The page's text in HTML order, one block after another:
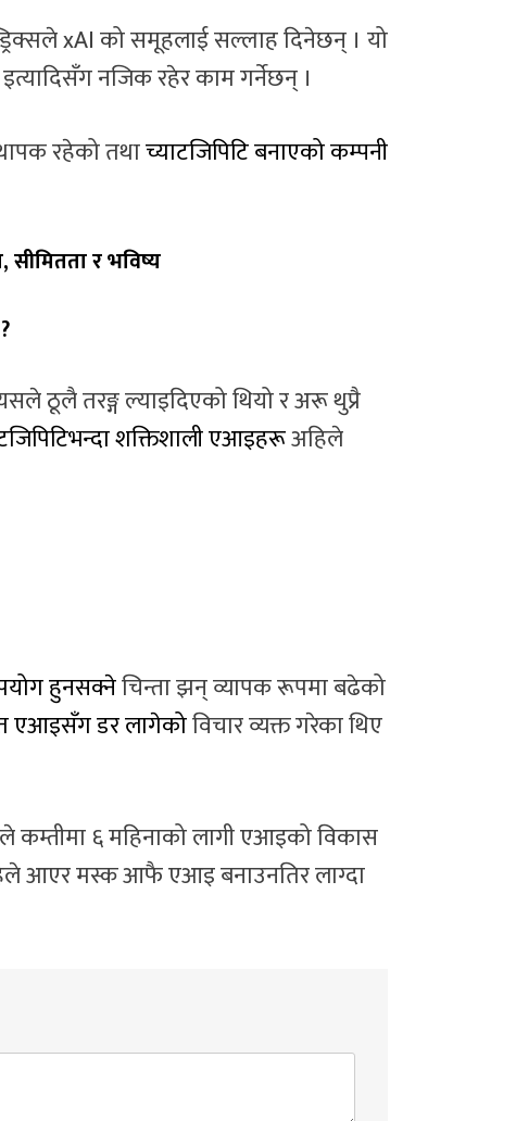
xAI को समूहलाई सल्लाह दिनेछन् । यो
नजिक रहेर काम गर्नेछन् ।
रहेको तथाच्याटजिपिटि बनाएको कम्पनी
र भविष्य
ठूलै तरङ्ग ल्याइदिएको थियो र अरू थुप्रै
शक्तिशाली एआइहरूअहिले
हुनसक्नेचिन्ता झन् व्यापक रूपमा बढेको
एआइसँग डर लागेकोविचार व्यक्त गरेका थिए
६ महिनाको लागी एआइको विकास
आएर मस्क आफै एआइ बनाउनतिर लाग्दा